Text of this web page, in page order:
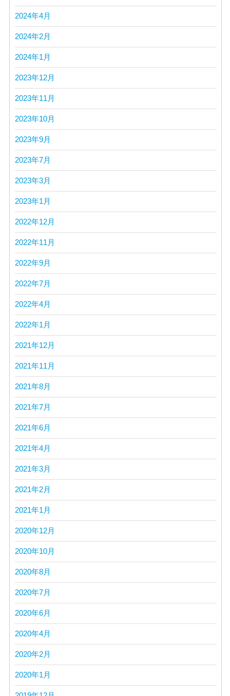
2024年4月
2024年2月
2024年1月
2023年12月
2023年11月
2023年10月
2023年9月
2023年7月
2023年3月
2023年1月
2022年12月
2022年11月
2022年9月
2022年7月
2022年4月
2022年1月
2021年12月
2021年11月
2021年8月
2021年7月
2021年6月
2021年4月
2021年3月
2021年2月
2021年1月
2020年12月
2020年10月
2020年8月
2020年7月
2020年6月
2020年4月
2020年2月
2020年1月